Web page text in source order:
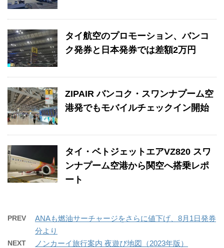
タイ航空のプロモーション、バンコ
ク発券と日本発券では差額2万円
ZIPAIR バンコク・スワンナプーム空
港発でもモバイルチェックイン開始
タイ・ベトジェットエアVZ820 スワ
ンナプーム空港から関空へ搭乗レポ
ート
PREV
ANAも燃油サーチャージをさらに値下げ、8月1日発券
分より
NEXT ノンカーイ旅行案内 夜遊び地図（2023年版）